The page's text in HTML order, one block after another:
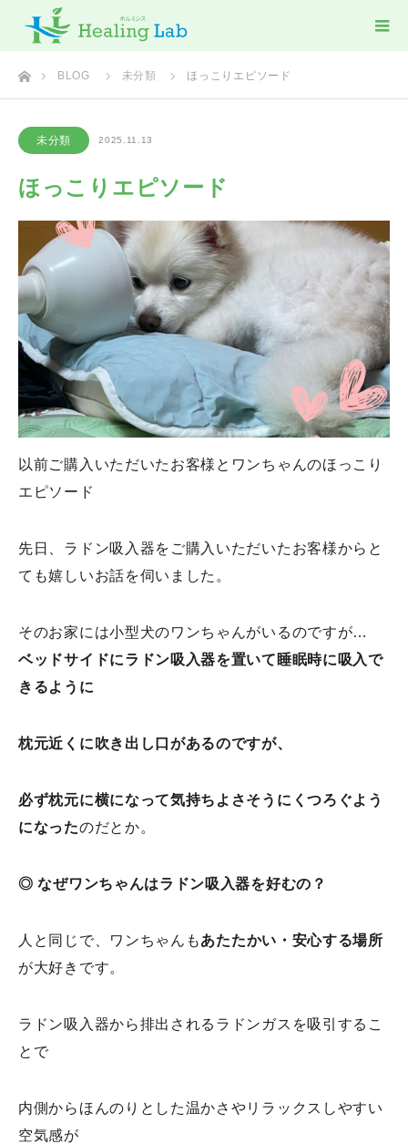
ホームBLOG 未分類 ほっこりエピソード
未分類 2025.11.13
ほっこりエピソード
以前ご購入いただいたお客様とワンちゃんのほっこり
エピソード
先日、ラドン吸入器をご購入いただいたお客様からと
ても嬉しいお話を伺いました。
そのお家には小型犬のワンちゃんがいるのですが…
ベッドサイドにラドン吸入器を置いて睡眠時に吸入で
きるように
枕元近くに吹き出し口があるのですが、
必ず枕元に横になって気持ちよさそうにくつろぐよう
になったのだとか。
◎ なぜワンちゃんはラドン吸入器を好むの？
人と同じで、ワンちゃんもあたたかい・安心する場所
が大好きです。
ラドン吸入器から排出されるラドンガスを吸引するこ
とで
内側からほんのりとした温かさやリラックスしやすい
空気感が